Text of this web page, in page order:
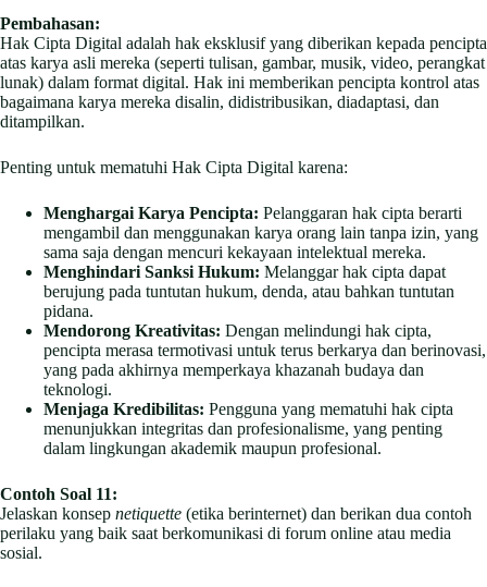
Pembahasan:
Hak Cipta Digital adalah hak eksklusif yang diberikan kepada pencipta
atas karya asli mereka (seperti tulisan, gambar, musik, video, perangkat
lunak) dalam format digital. Hak ini memberikan pencipta kontrol atas
bagaimana karya mereka disalin, didistribusikan, diadaptasi, dan
ditampilkan.
Penting untuk mematuhi Hak Cipta Digital karena:
Menghargai Karya Pencipta: Pelanggaran hak cipta berarti
mengambil dan menggunakan karya orang lain tanpa izin, yang
sama saja dengan mencuri kekayaan intelektual mereka.
Menghindari Sanksi Hukum: Melanggar hak cipta dapat
berujung pada tuntutan hukum, denda, atau bahkan tuntutan
pidana.
Mendorong Kreativitas: Dengan melindungi hak cipta,
pencipta merasa termotivasi untuk terus berkarya dan berinovasi,
yang pada akhirnya memperkaya khazanah budaya dan
teknologi.
Menjaga Kredibilitas: Pengguna yang mematuhi hak cipta
menunjukkan integritas dan profesionalisme, yang penting
dalam lingkungan akademik maupun profesional.
Contoh Soal 11:
Jelaskan konsep netiquette (etika berinternet) dan berikan dua contoh
perilaku yang baik saat berkomunikasi di forum online atau media
sosial.